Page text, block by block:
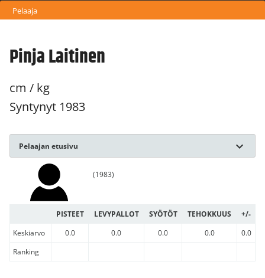
Pelaaja
Pinja Laitinen
cm / kg
Syntynyt 1983
Pelaajan etusivu
(1983)
PISTEET LEVYPALLOT SYÖTÖT TEHOKKUUS
+/-
Keskiarvo
0.0 0.0 0.0 0.0
0.0
Ranking